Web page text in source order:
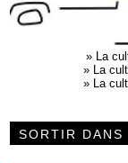
» La
» La
» La
SORTIR DANS